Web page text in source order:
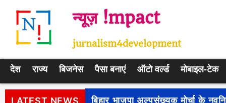
न्यूज़ !mpact
jurnalism4development
देश राज्य बिजनेस पैसा बनाएं ऑटो वर्ल्ड मोबाइल-टेक
LATEST NEWS पीएम सूर्य घर: मुफ्त बिजली योजना के